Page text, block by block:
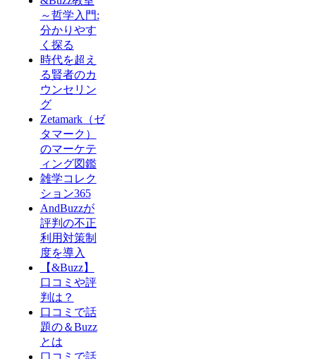
～哲学入門:
分かりやす
く探る
時代を超え
る賢者のカ
ウンセリン
グ
Zetamark（ゼ
タマーク）
のマーケテ
ィング図鑑
雑学コレク
ション365
AndBuzzが
評判の不正
利用対策制
度を導入
【&Buzz】
口コミや評
判は？
口コミで話
題の＆Buzz
とは